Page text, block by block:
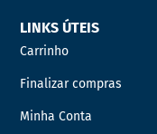
LINKS ÚTEIS
Carrinho
Finalizar compras
Minha Conta